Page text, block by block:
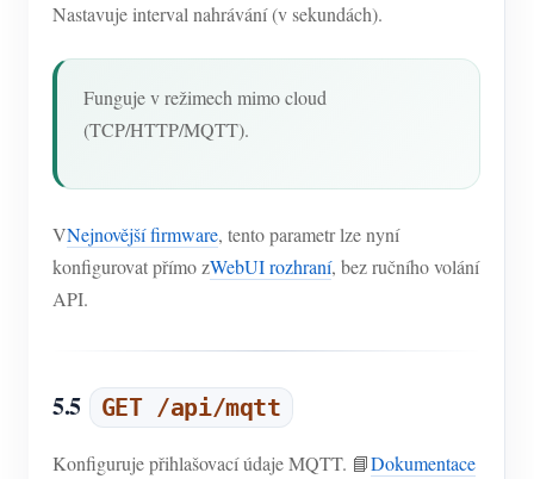
Nastavuje interval nahrávání (v sekundách).
Funguje v režimech mimo cloud
(TCP/HTTP/MQTT).
VNejnovější firmware, tento parametr lze nyní
konfigurovat přímo zWebUI rozhraní, bez ručního volání
API.
5.5 GET /api/mqtt
Konfiguruje přihlašovací údaje MQTT. 📘Dokumentace